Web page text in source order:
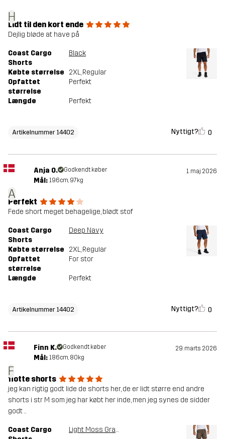
H
Lidt til den kort ende
Dejlig bløde at have på
Coast Cargo
Shorts
Black
Købte størrelse 2XL, Regular
Opfattet
størrelse
Perfekt
Længde Perfekt
Artikelnummer 14402 Nyttigt? 0
A
Anja O. Godkendt køber 1. maj 2026
Mål: 196cm, 97kg
Perfekt
Fede short meget behagelige, blødt stof
Coast Cargo
Shorts
Deep Navy
Købte størrelse 2XL, Regular
Opfattet
størrelse
For stor
Længde Perfekt
Artikelnummer 14402 Nyttigt? 0
F
Finn K. Godkendt køber 29. marts 2026
Mål: 186cm, 80kg
flotte shorts
jeg kan rigtig godt lide de shorts her, de er lidt større end andre
shorts i str M som jeg har købt her inde, men jeg synes de sidder
godt ..
Coast Cargo
Light Moss Gray